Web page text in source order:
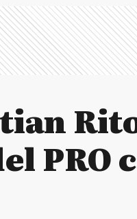
PRO